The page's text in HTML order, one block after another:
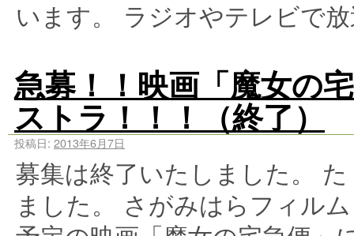
います。 ラジオやテレビで
急募！！映画「魔女の
ストラ！！！（終了）
投稿日: 2013年6月7日
募集は終了いたしました。
ました。 さがみはらフィル